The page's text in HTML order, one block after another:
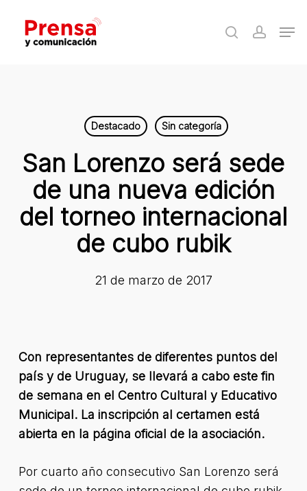
main
search
Destacado Sin categoría
San Lorenzo será sede
de una nueva edición
del torneo internacional
de cubo rubik
21 de marzo de 2017
Con representantes de diferentes puntos del
país y de Uruguay, se llevará a cabo este fin
de semana en el Centro Cultural y Educativo
Municipal. La inscripción al certamen está
abierta en la página oficial de la asociación.
Por cuarto año consecutivo San Lorenzo será